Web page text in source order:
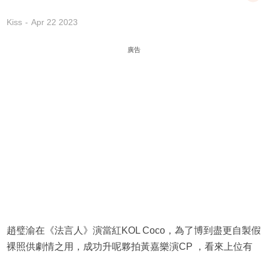
Kiss Apr 22 2023
廣告
趙璧渝在《法言人》演當紅KOL Coco，為了博到盡更自製假
裸照供劇情之用，成功升呢夥拍黃嘉樂演CP ，看來上位有